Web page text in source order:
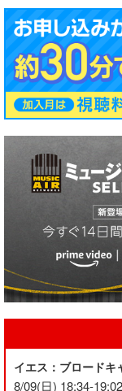
イエス：ブロード
8/09(日) 18:34-19:02